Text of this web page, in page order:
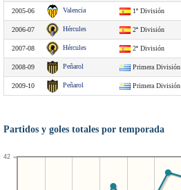
2005-06 Valencia 1ª División
2006-07 Hércules 2ª División
2007-08 Hércules 2ª División
2008-09 Peñarol Primera División
2009-10 Peñarol Primera División
Partidos y goles totales por temporada
42